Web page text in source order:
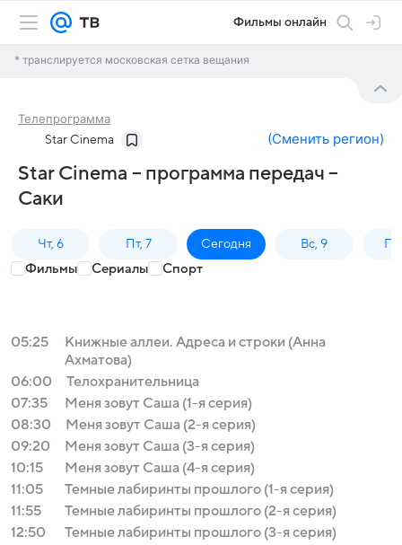
Фильмы онлайн
* транслируется московская сетка вещания
Телепрограмма
Star Cinema (Сменить регион)
Star Cinema – программа передач –
Саки
Чт, 6 Пт, 7 Сегодня Вс, 9
Фильмы Сериалы Спорт
05:25
Книжные аллеи. Адреса и строки (Анна
Ахматова)
06:00
Телохранительница
07:35
Меня зовут Саша (1-я серия)
08:30
Меня зовут Саша (2-я серия)
09:20
Меня зовут Саша (3-я серия)
10:15
Меня зовут Саша (4-я серия)
11:05
Темные лабиринты прошлого (1-я серия)
11:55
Темные лабиринты прошлого (2-я серия)
12:50
Темные лабиринты прошлого (3-я серия)